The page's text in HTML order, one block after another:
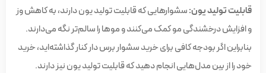
قابلیت تولید یون:سشوارهایی که قابلیت تولید یون دارند، به کاهش وز
و افزایش درخشندگی مو کمک می‌کنند و موها را سالم‌تر نگه می‌دارند.
بنابراین اگر بودجه کافی برای خرید سشوار برس دار کنار گذاشته‌اید، خرید
خود را از بین مدل‌هایی انجام دهید که قابلیت تولید یون نیز دارند.